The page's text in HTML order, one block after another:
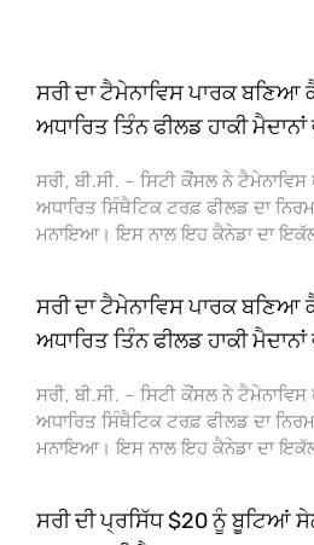
ਸਰੀ ਦਾ ਟੈਮੇਨਾਵਿਸ ਪਾਰਕ ਬਣਿਆ
ਅਧਾਰਿਤ ਤਿੰਨ ਫੀਲਡ ਹਾਕੀ
ਸਰੀ, ਬੀ.ਸੀ. – ਸਿਟੀ ਕੌਂਸਲ ਨੇ ਟੈਮੇਨਾਵਿਸ
ਅਧਾਰਿਤ ਸਿੰਥੈਟਿਕ ਟਰਫ਼ ਫੀਲਡ ਦਾ
ਮਨਾਇਆ। ਇਸ ਨਾਲ ਇਹ ਕੈਨੇਡਾ ਦਾ
ਸਰੀ ਦਾ ਟੈਮੇਨਾਵਿਸ ਪਾਰਕ ਬਣਿਆ
ਅਧਾਰਿਤ ਤਿੰਨ ਫੀਲਡ ਹਾਕੀ
ਸਰੀ, ਬੀ.ਸੀ. – ਸਿਟੀ ਕੌਂਸਲ ਨੇ ਟੈਮੇਨਾਵਿਸ
ਅਧਾਰਿਤ ਸਿੰਥੈਟਿਕ ਟਰਫ਼ ਫੀਲਡ ਦਾ
ਮਨਾਇਆ। ਇਸ ਨਾਲ ਇਹ ਕੈਨੇਡਾ ਦਾ
ਸਰੀ ਦੀ ਪ੍ਰਸਿੱਧ $20 ਨੂੰ ਬੂਟਿਆਂ